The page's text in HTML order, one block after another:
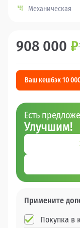
Механическая
908 000 ₽
Ваш кешбэк 10
Есть
Улучшим!
Примените
Покупка в